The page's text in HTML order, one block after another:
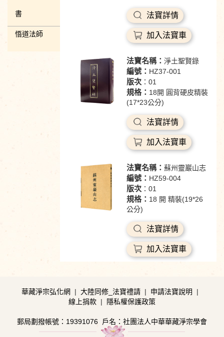
書
悟道法師
法寶詳情
加入法寶車
法寶名稱： 淨土聖賢錄
編號： HZ37-001
版次：01
規格： 18開 圓背硬皮精裝
(17*23公分)
法寶詳情
加入法寶車
法寶名稱： 蘇州靈巖山志
編號： HZ59-004
版次：01
規格： 18 開 精裝(19*26
公分)
法寶詳情
加入法寶車
華藏淨宗弘化網 | 大陸同修_法寶禮請 | 申請法寶說明
|
線上捐款 | 隱私權保護政策
郵局劃撥帳號：19391076 戶名：社團法人中華華藏淨宗學會